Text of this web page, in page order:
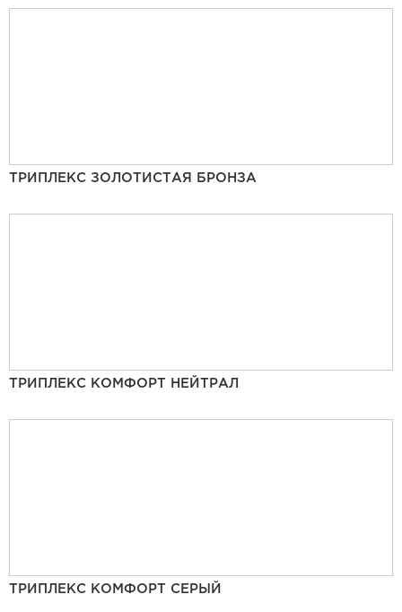
ТРИПЛЕКС ЗОЛОТИСТАЯ БРОНЗА
ТРИПЛЕКС КОМФОРТ НЕЙТРАЛ
ТРИПЛЕКС КОМФОРТ СЕРЫЙ